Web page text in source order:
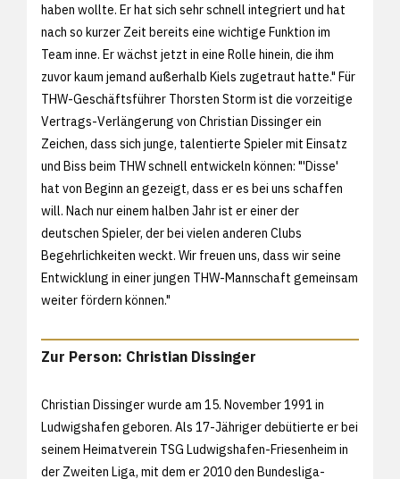
haben wollte. Er hat sich sehr schnell integriert und hat
nach so kurzer Zeit bereits eine wichtige Funktion im
Team inne. Er wächst jetzt in eine Rolle hinein, die ihm
zuvor kaum jemand außerhalb Kiels zugetraut hatte." Für
THW-Geschäftsführer Thorsten Storm ist die vorzeitige
Vertrags-Verlängerung von Christian Dissinger ein
Zeichen, dass sich junge, talentierte Spieler mit Einsatz
und Biss beim THW schnell entwickeln können: "'Disse'
hat von Beginn an gezeigt, dass er es bei uns schaffen
will. Nach nur einem halben Jahr ist er einer der
deutschen Spieler, der bei vielen anderen Clubs
Begehrlichkeiten weckt. Wir freuen uns, dass wir seine
Entwicklung in einer jungen THW-Mannschaft gemeinsam
weiter fördern können."
Zur Person: Christian Dissinger
Christian Dissinger wurde am 15. November 1991 in
Ludwigshafen geboren. Als 17-Jähriger debütierte er bei
seinem Heimatverein TSG Ludwigshafen-Friesenheim in
der Zweiten Liga, mit dem er 2010 den Bundesliga-